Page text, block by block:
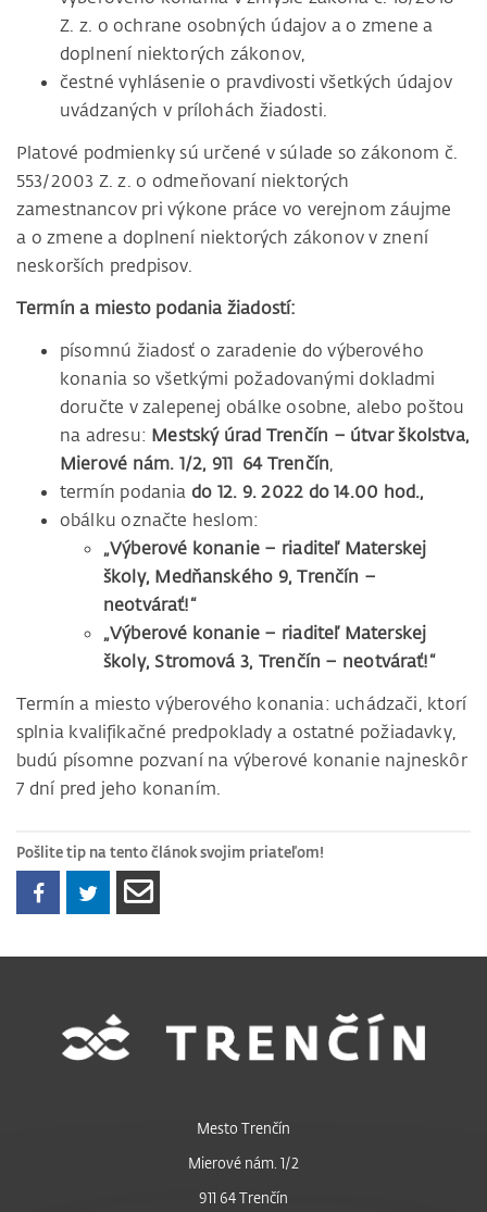
Z. z. o ochrane osobných údajov a o zmene a
doplnení niektorých zákonov,
čestné vyhlásenie o pravdivosti všetkých údajov
uvádzaných v prílohách žiadosti.
Platové podmienky sú určené v súlade so zákonom č.
553/2003 Z. z. o odmeňovaní niektorých
zamestnancov pri výkone práce vo verejnom záujme
a o zmene a doplnení niektorých zákonov v znení
neskorších predpisov.
Termín a miesto podania žiadostí:
písomnú žiadosť o zaradenie do výberového
konania so všetkými požadovanými dokladmi
doručte v zalepenej obálke osobne, alebo poštou
na adresu: Mestský úrad Trenčín – útvar školstva,
Mierové nám. 1/2, 911 64 Trenčín,
termín podania do 12. 9. 2022 do 14.00 hod.,
obálku označte heslom:
„Výberové konanie – riaditeľ Materskej
školy, Medňanského 9, Trenčín –
neotvárať!“
„Výberové konanie – riaditeľ Materskej
školy, Stromová 3, Trenčín – neotvárať!“
Termín a miesto výberového konania: uchádzači, ktorí
splnia kvalifikačné predpoklady a ostatné požiadavky,
budú písomne pozvaní na výberové konanie najneskôr
7 dní pred jeho konaním.
Pošlite tip na tento článok svojim priateľom!
Mesto Trenčín
Mierové nám. 1/2
911 64 Trenčín